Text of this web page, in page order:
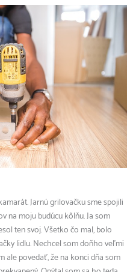
Jarnú grilovačku sme spojili
na moju budúcu kôlňu. Ja som
ten svoj. Všetko čo mal, bolo
lidlu. Nechcel som doňho veľmi
ale povedať, že na konci dňa som